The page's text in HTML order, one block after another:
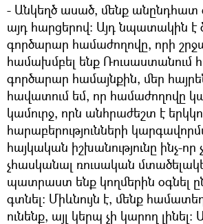
- Անկեղծ ասած, մենք անընդհատ
այդ հարցերով։ Այդ նպատակին է
գործարար համաժողովը, որի
համախմբել ենք Ռուսաստանում
գործարար համայնքին, մեր
հավատում եմ, որ համաժողովը
կամուրջ, որն անհրաժեշտ է
հարաբերությունների
հայկական իշխանությունը ինչ-
չհասկանալ ռուսական
պատրաստ ենք կողմերին օգնել
գտնել։ Միևնույն է, մենք
ունենք, այլ կերպ չի կարող